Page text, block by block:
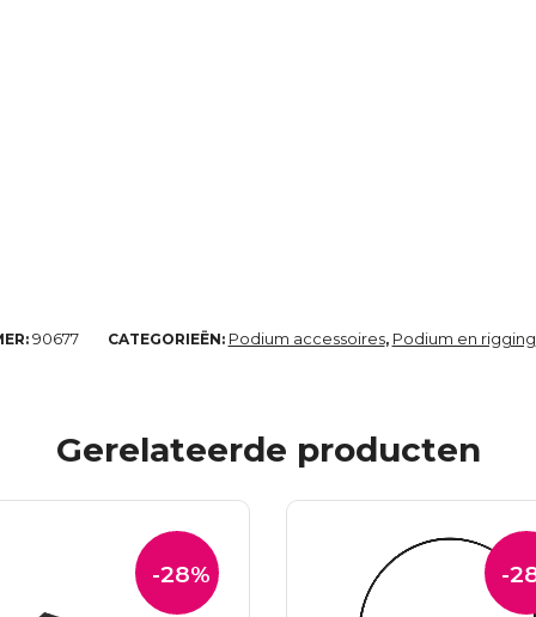
90677 CATEGORIEËN: Podium accessoires, Podium en rigging
Gerelateerde producten
-28% -